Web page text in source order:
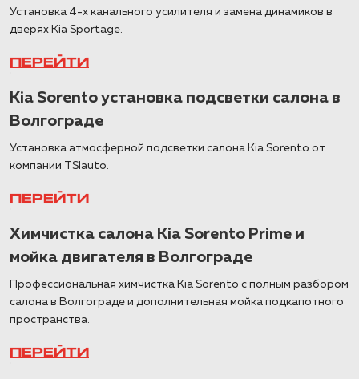
Установка 4-х канального усилителя и замена динамиков в
дверях Kia Sportage.
ПЕРЕЙТИ
Kia Sorento установка подсветки салона в
Волгограде
Установка атмосферной подсветки салона Kia Sorento от
компании TSIauto.
ПЕРЕЙТИ
Химчистка салона Kia Sorento Prime и
мойка двигателя в Волгограде
Профессиональная химчистка Kia Sorento с полным разбором
салона в Волгограде и дополнительная мойка подкапотного
пространства.
ПЕРЕЙТИ